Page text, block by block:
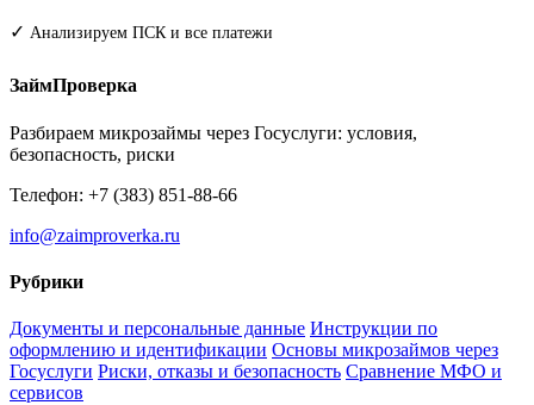
✓ Анализируем ПСК и все платежи
ЗаймПроверка
Разбираем микрозаймы через Госуслуги: условия,
безопасность, риски
Телефон: +7 (383) 851-88-66
info@zaimproverka.ru
Рубрики
Документы и персональные данные Инструкции по
оформлению и идентификации Основы микрозаймов через
Госуслуги Риски, отказы и безопасность Сравнение МФО и
сервисов